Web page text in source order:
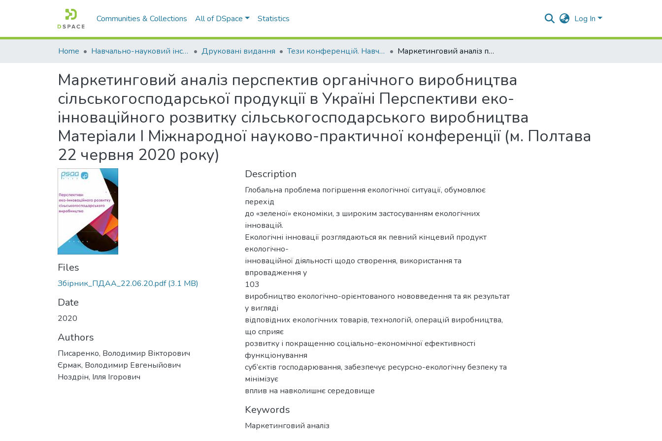
Communities & Collections All of DSpace Statistics Log In
Home Навчально-науковий інститут економіки, управління, права та інформаційних технологій Друковані видання Тези конференцій. Навчально-науковий інститут економіки, управління, права та інформаційних технологій Маркетинговий аналіз перспектив органічного виробництва сільськогосподарської продукції в Україні Перспективи еко-інноваційного розвитку сільськогосподарського виробництва Матеріали І Міжнародної науково-практичної конференції (м. Полтава 22 червня 2020 року)
Маркетинговий аналіз перспектив органічного виробництва
сільськогосподарської продукції в Україні Перспективи еко-
інноваційного розвитку сільськогосподарського виробництва
Матеріали І Міжнародної науково-практичної конференції (м. Полтава
22 червня 2020 року)
Files
Збірник_ПДАА_22.06.20.pdf(3.1 MB)
Date
2020
Authors
Писаренко, Володимир Вікторович
Єрмак, Володимир Евгеныйович
Ноздрін, Ілля Ігорович
Description
Глобальна проблема погіршення екологічної ситуації, обумовлює
перехід
до «зеленої» економіки, з широким застосуванням екологічних
інновацій.
Екологічні інновації розглядаються як певний кінцевий продукт
екологічно-
інноваційної діяльності щодо створення, використання та
впровадження у
103
виробництво екологічно-орієнтованого нововведення та як результат
у вигляді
відповідних екологічних товарів, технологій, операцій виробництва,
що сприяє
розвитку і покращенню соціально-економічної ефективності
функціонування
суб’єктів господарювання, забезпечує ресурсно-екологічну безпеку та
мінімізує
вплив на навколишнє середовище
Keywords
Маркетинговий аналіз